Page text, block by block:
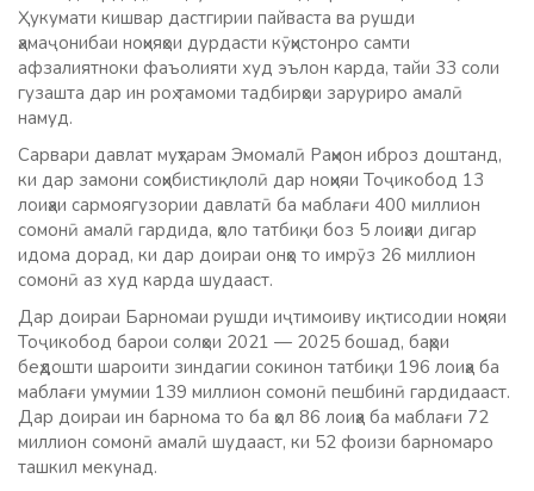
Ҳукумати кишвар дастгирии пайваста ва рушди
ҳамаҷонибаи ноҳияҳои дурдасти кӯҳистонро самти
афзалиятноки фаъолияти худ эълон карда, тайи 33 соли
гузашта дар ин роҳ тамоми тадбирҳои заруриро амалӣ
намуд.
Сарвари давлат муҳтарам Эмомалӣ Раҳмон иброз доштанд,
ки дар замони соҳибистиқлолӣ дар ноҳияи Тоҷикобод 13
лоиҳаи сармоягузории давлатӣ ба маблағи 400 миллион
сомонӣ амалӣ гардида, ҳоло татбиқи боз 5 лоиҳаи дигар
идома дорад, ки дар доираи онҳо то имрӯз 26 миллион
сомонӣ аз худ карда шудааст.
Дар доираи Барномаи рушди иҷтимоиву иқтисодии ноҳияи
Тоҷикобод барои солҳои 2021 — 2025 бошад, баҳри
беҳдошти шароити зиндагии сокинон татбиқи 196 лоиҳа ба
маблағи умумии 139 миллион сомонӣ пешбинӣ гардидааст.
Дар доираи ин барнома то ба ҳол 86 лоиҳа ба маблағи 72
миллион сомонӣ амалӣ шудааст, ки 52 фоизи барномаро
ташкил мекунад.